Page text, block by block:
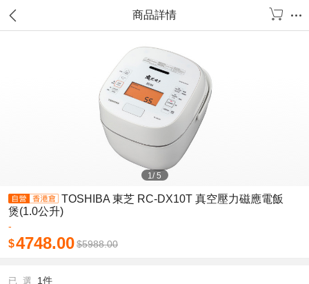
商品詳情
1/5
TOSHIBA 東芝 RC-DX10T 真空壓力磁應電飯
煲(1.0公升)
-
$4748.00$5988.00
已 選 1件